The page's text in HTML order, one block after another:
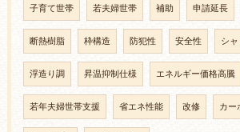
子育て世帯 若夫婦世帯 補助 申請延長
断熱樹脂 枠構造 防犯性 安全性 シ
浮造り調 昇温抑制仕様 エネルギー価格高騰
若年夫婦世帯支援 省エネ性能 改修 カー